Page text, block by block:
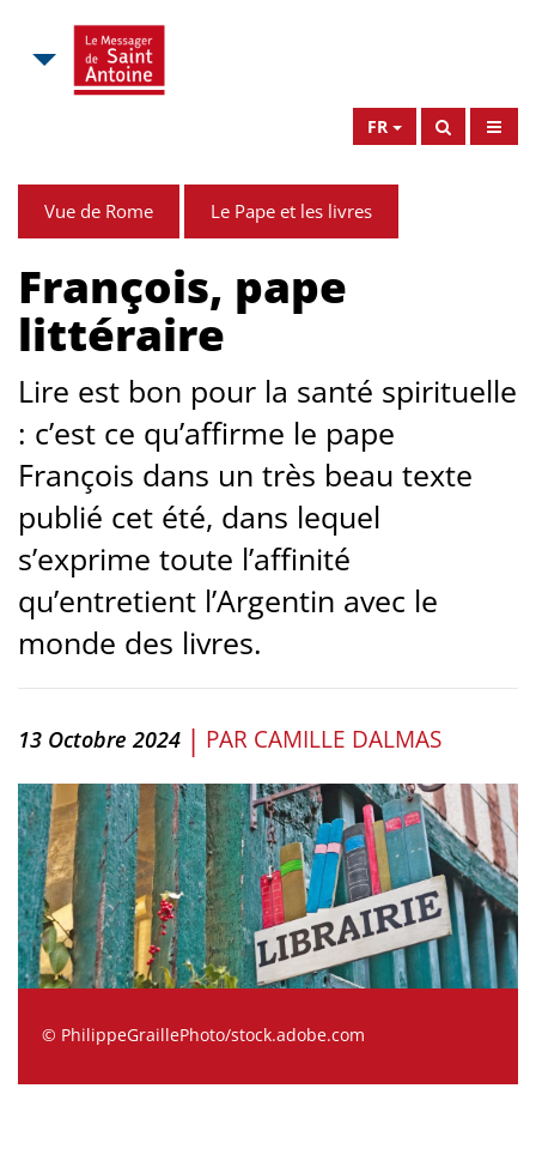
FR
Vue de Rome Le Pape et les livres
François, pape
littéraire
Lire est bon pour la santé spirituelle
: c’est ce qu’affirme le pape
François dans un très beau texte
publié cet été, dans lequel
s’exprime toute l’affinité
qu’entretient l’Argentin avec le
monde des livres.
13 Octobre 2024 | PAR CAMILLE DALMAS
© PhilippeGraillePhoto/stock.adobe.com